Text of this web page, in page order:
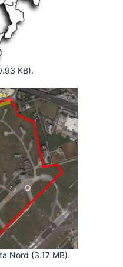
KB).
Nord (3.17 MB).